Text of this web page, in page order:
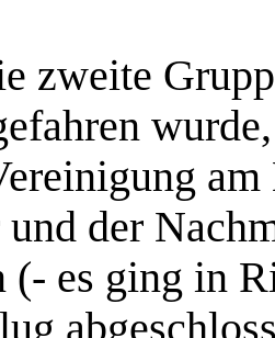
zweite
der
(- es ging in